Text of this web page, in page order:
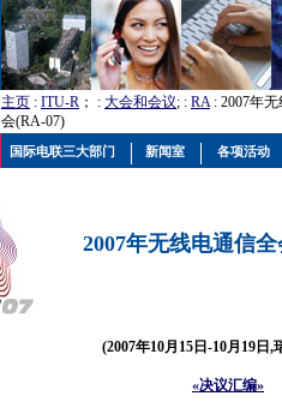
主页 : ITU-R ； : 大会和会议; : RA: 2007年
会(RA-07)
2007年无线电通信
(2007年10月15日-10月19日,
«决议汇编»
国际电联三大部门 新闻室 各项活动